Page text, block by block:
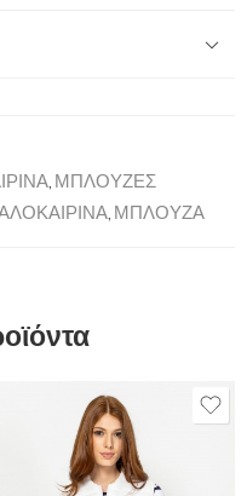
, ΜΠΛΟΥΖΕΣ
, ΜΠΛΟΥΖΑ